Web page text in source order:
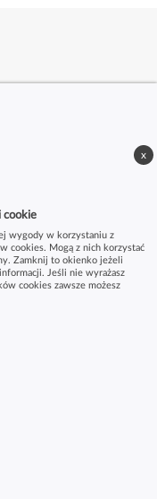
cookie
wygody w korzystaniu z
cookies. Mogą z nich korzystać
Zamknij to okienko jeżeli
Jeśli nie wyrażasz
cookies zawsze możesz
x